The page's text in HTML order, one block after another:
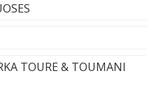
TOURE & TOUMANI